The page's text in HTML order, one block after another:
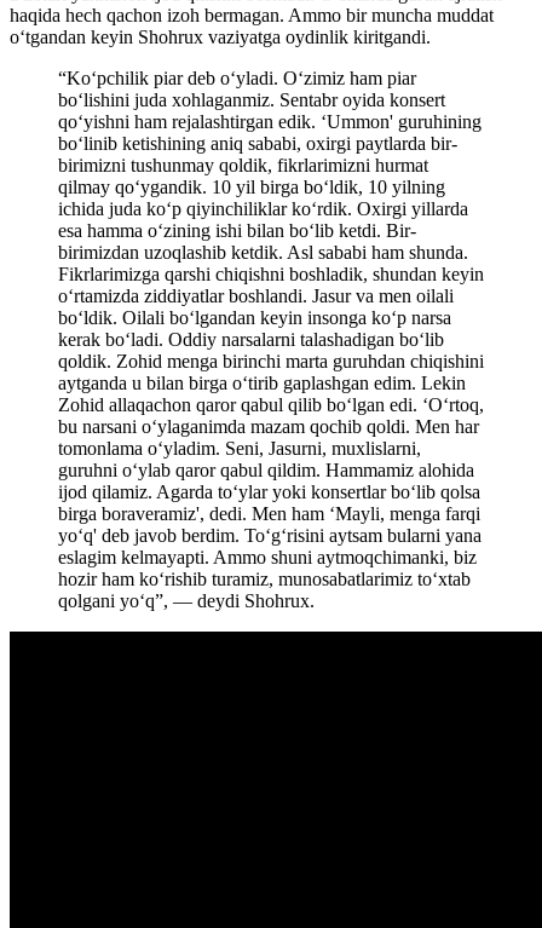
haqida hech qachon izoh bermagan. Ammo bir muncha muddat
oʻtgandan keyin Shohrux vaziyatga oydinlik kiritgandi.
“Ko‘pchilik piar deb o‘yladi. O‘zimiz ham piar
bo‘lishini juda xohlaganmiz. Sentabr oyida konsert
qo‘yishni ham rejalashtirgan edik. ‘Ummon' guruhining
bo‘linib ketishining aniq sababi, oxirgi paytlarda bir-
birimizni tushunmay qoldik, fikrlarimizni hurmat
qilmay qo‘ygandik. 10 yil birga bo‘ldik, 10 yilning
ichida juda ko‘p qiyinchiliklar ko‘rdik. Oxirgi yillarda
esa hamma o‘zining ishi bilan bo‘lib ketdi. Bir-
birimizdan uzoqlashib ketdik. Asl sababi ham shunda.
Fikrlarimizga qarshi chiqishni boshladik, shundan keyin
o‘rtamizda ziddiyatlar boshlandi. Jasur va men oilali
bo‘ldik. Oilali bo‘lgandan keyin insonga ko‘p narsa
kerak bo‘ladi. Oddiy narsalarni talashadigan bo‘lib
qoldik. Zohid menga birinchi marta guruhdan chiqishini
aytganda u bilan birga o‘tirib gaplashgan edim. Lekin
Zohid allaqachon qaror qabul qilib bo‘lgan edi. ‘O‘rtoq,
bu narsani o‘ylaganimda mazam qochib qoldi. Men har
tomonlama o‘yladim. Seni, Jasurni, muxlislarni,
guruhni o‘ylab qaror qabul qildim. Hammamiz alohida
ijod qilamiz. Agarda to‘ylar yoki konsertlar bo‘lib qolsa
birga boraveramiz', dedi. Men ham ‘Mayli, menga farqi
yo‘q' deb javob berdim. To‘g‘risini aytsam bularni yana
eslagim kelmayapti. Ammo shuni aytmoqchimanki, biz
hozir ham ko‘rishib turamiz, munosabatlarimiz to‘xtab
qolgani yo‘q”, — deydi Shohrux.